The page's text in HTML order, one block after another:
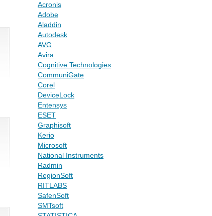
Acronis
Adobe
Aladdin
Autodesk
AVG
Avira
Cognitive Technologies
CommuniGate
Corel
DeviceLock
Entensys
ESET
Graphisoft
Kerio
Microsoft
National Instruments
Radmin
RegionSoft
RITLABS
SafenSoft
SMTsoft